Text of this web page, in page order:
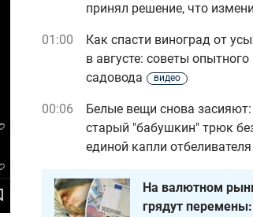
принял решение, что
01:00
Как спасти виноград от
в августе: советы опытного
садовода
видео
00:06
Белые вещи снова засияют:
старый "бабушкин" трюк
единой капли отбеливателя
На валютном
грядут перемены: